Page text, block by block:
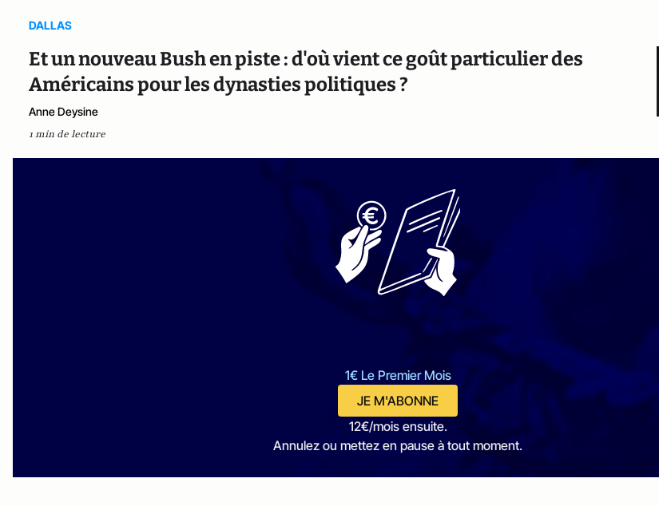
DALLAS
Et un nouveau Bush en piste : d'où vient ce goût particulier des
Américains pour les dynasties politiques ?
Anne Deysine
1 min de lecture
1€ Le Premier Mois
JE M'ABONNE
12€/mois ensuite.
Annulez ou mettez en pause à tout moment.